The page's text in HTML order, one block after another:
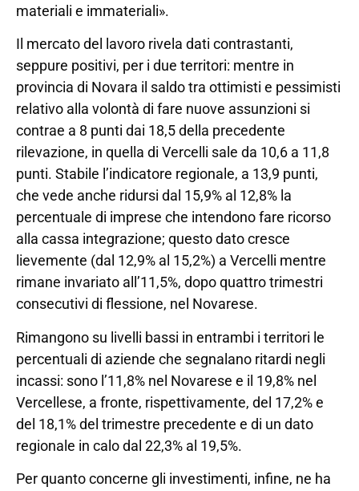
materiali e immateriali».
Il mercato del lavoro rivela dati contrastanti,
seppure positivi, per i due territori: mentre in
provincia di Novara il saldo tra ottimisti e pessimisti
relativo alla volontà di fare nuove assunzioni si
contrae a 8 punti dai 18,5 della precedente
rilevazione, in quella di Vercelli sale da 10,6 a 11,8
punti. Stabile l’indicatore regionale, a 13,9 punti,
che vede anche ridursi dal 15,9% al 12,8% la
percentuale di imprese che intendono fare ricorso
alla cassa integrazione; questo dato cresce
lievemente (dal 12,9% al 15,2%) a Vercelli mentre
rimane invariato all’11,5%, dopo quattro trimestri
consecutivi di flessione, nel Novarese.
Rimangono su livelli bassi in entrambi i territori le
percentuali di aziende che segnalano ritardi negli
incassi: sono l’11,8% nel Novarese e il 19,8% nel
Vercellese, a fronte, rispettivamente, del 17,2% e
del 18,1% del trimestre precedente e di un dato
regionale in calo dal 22,3% al 19,5%.
Per quanto concerne gli investimenti, infine, ne ha